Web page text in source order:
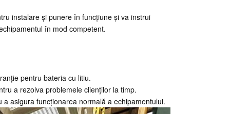
instalare și punere în funcțiune și va instrui
în mod competent.
pentru bateria cu litiu.
a rezolva problemele clienților la timp.
asigura funcționarea normală a echipamentului.